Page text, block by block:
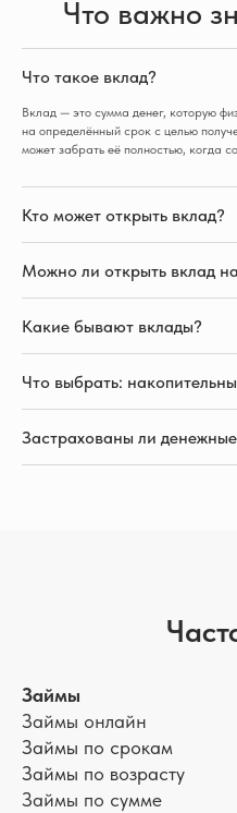
Что важно
Что такое вклад?
Вклад — это сумма денег, которую
на определённый срок с целью
может забрать её полностью, когда
Кто может открыть вклад?
Можно ли открыть вклад
Какие бывают вклады?
Что выбрать:
Застрахованы ли
Займы
Займы онлайн
Займы по срокам
Займы по возрасту
Займы по сумме